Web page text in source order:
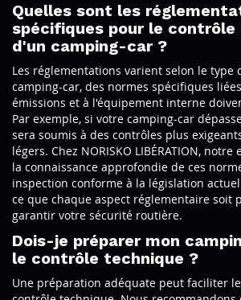
Quelles sont les
spécifiques pour le contrôle
d'un camping-car ?
Les réglementations varient selon le type
camping-car, des normes spécifiques
émissions et à l'équipement interne
Par exemple, si votre camping-car
sera soumis à des contrôles plus
légers. Chez NORISKO LIBÉRATION,
la connaissance approfondie de ces
inspection conforme à la législation
ce que chaque aspect réglementaire soit
garantir votre sécurité routière.
Dois-je préparer mon
le contrôle technique ?
Une préparation adéquate peut faciliter